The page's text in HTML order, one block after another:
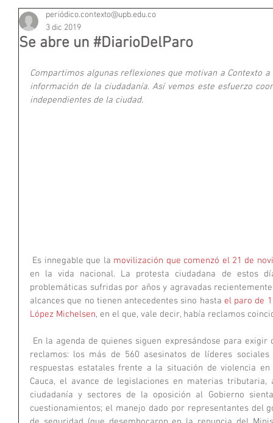
Se abre un #DiarioDelParo
periódico.contexto@upb.edu.co
3 dic 2019
Compartimos algunas reflexiones que motivan a Contexto
información de la ciudadanía. Así vemos este esfuerzo
independientes de la ciudad.
Es innegable que la movilización que comenzó el 21 de
en la vida nacional. La protesta ciudadana de estos
problemáticas sufridas por años y agravadas
alcances que no tienen antecedentes sino hasta el paro de
López Michelsen, en el que, vale decir, había reclamos
reclamos: los más de 560 asesinatos de líderes
respuestas estatales frente a la situación de violencia
Cauca, el avance de legislaciones en materias
ciudadanía y sectores de la oposición al Gobierno
cuestionamientos; el manejo dado por representantes del